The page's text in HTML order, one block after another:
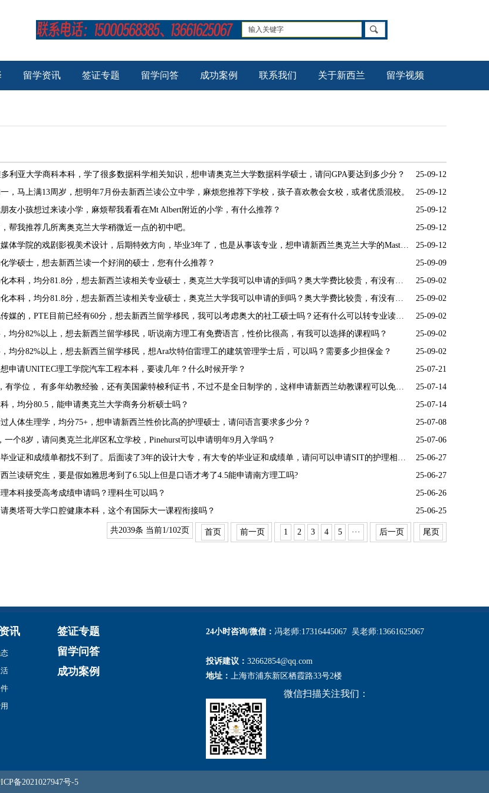
留学资讯 签证专题 留学问答 成功案例 联系我们 关于新西兰 留学视频
25-09-12
利亚大学商科本科，学了很多数据科学相关知识，想申请奥克兰大学数据科学硕士，请问GPA要达到多少分？
25-09-12
，马上满13周岁，想明年7月份去新西兰读公立中学，麻烦您推荐下学校，孩子喜欢教会女校，或者优质混校。
25-09-12
友小孩想过来读小学，麻烦帮我看看在Mt Albert附近的小学，有什么推荐？
25-09-12
帮我推荐几所离奥克兰大学稍微近一点的初中吧。
25-09-12
你好，我是北电现代创意媒体学院的戏剧影视美术设计，后期特效方向，毕业3年了，也是从事该专业，想申请新西兰奥克兰大学的Master of Screen Production (MSP) - 屏幕制作硕士和维多利亚惠灵顿大学的Master of Design Technology (MDT) - 设计技术硕士。
25-09-09
学硕士，想去新西兰读一个好润的硕士，您有什么推荐？
25-09-02
老师，我是国内双非自动化本科，均分81.8分，想去新西兰读相关专业硕士，奥克兰大学我可以申请的到吗？奥大学费比较贵，有没有性价比高的其他选择？
25-09-02
老师，我是国内双非自动化本科，均分81.8分，想去新西兰读相关专业硕士，奥克兰大学我可以申请的到吗？奥大学费比较贵，有没有性价比高的其他选择？
25-09-02
老师，我本科学广播电视传媒的，PTE目前已经有60分，想去新西兰留学移民，我可以考虑奥大的社工硕士吗？还有什么可以转专业读的课程，比如食品？农业等？
25-09-02
均分82%以上，想去新西兰留学移民，听说南方理工有免费语言，性价比很高，有我可以选择的课程吗？
25-09-02
均分82%以上，想去新西兰留学移民，想Ara坎特伯雷理工的建筑管理学士后，可以吗？需要多少担保金？
25-07-21
申请UNITEC理工学院汽车工程本科，要读几年？什么时候开学？
25-07-14
我是国内自考大专+本科，有学位， 有多年幼教经验，还有美国蒙特梭利证书，不过不是全日制学的，这样申请新西兰幼教课程可以免雅思吗？
25-07-14
，均分80.5，能申请奥克兰大学商务分析硕士吗？
25-07-08
人体生理学，均分75+，想申请新西兰性价比高的护理硕士，请问语言要求多少分？
25-07-06
个8岁，请问奥克兰北岸区私立学校，Pinehurst可以申请明年9月入学吗？
25-06-27
老师，我高中毕业多年，毕业证和成绩单都找不到了。后面读了3年的设计大专，有大专的毕业证和成绩单，请问可以申请SIT的护理相关课程吗？
25-06-27
兰读研究生，要是假如雅思考到了6.5以上但是口语才考了4.5能申请南方理工吗?
25-06-26
本科接受高考成绩申请吗？理科生可以吗？
25-06-25
奥塔哥大学口腔健康本科，这个有国际大一课程衔接吗？
共2039条 当前1/102页 首页 前一页 1 2 3 4 5 ··· 后一页 尾页
讯
签证专题
留学问答
成功案例
24小时咨询/微信： 冯老师:17316445067 吴老师:13661625067
投诉建议： 32662854@qq.com
地址： 上海市浦东新区栖霞路33号2楼
微信扫描关注我们：
备2021027947号-5